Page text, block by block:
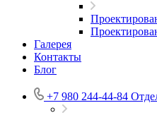
Галерея
Контакты
Блог
+7 980 244-44-84